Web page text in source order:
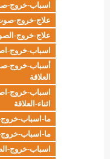
اسباب-خروج-
علاج-خروج-
علاج-خروج-
اسباب-خروج-
أسباب-خروج-
العلاقة
اسباب-خروج-
اثناء-العلاقة
ما-اسباب-
ما-اسباب-
اسباب-خروج-